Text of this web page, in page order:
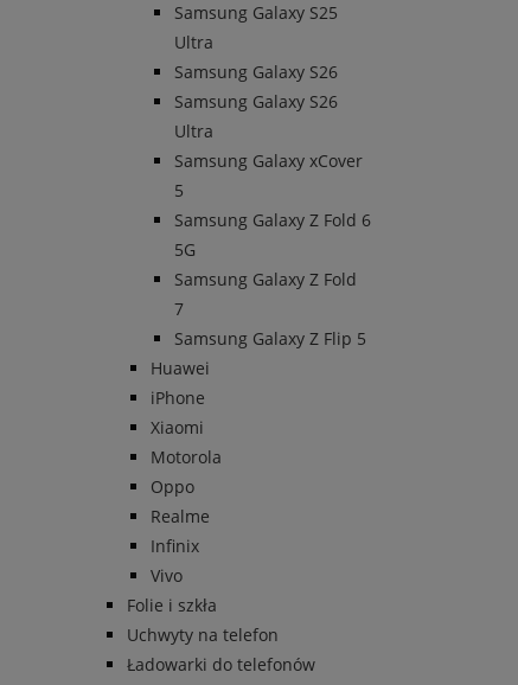
Samsung Galaxy S25
Ultra
Samsung Galaxy S26
Samsung Galaxy S26
Ultra
Samsung Galaxy xCover
5
Samsung Galaxy Z Fold 6
5G
Samsung Galaxy Z Fold
7
Samsung Galaxy Z Flip 5
Huawei
iPhone
Xiaomi
Motorola
Oppo
Realme
Infinix
Vivo
Folie i szkła
Uchwyty na telefon
Ładowarki do telefonów